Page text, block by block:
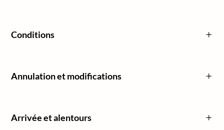
Conditions
Annulation et modifications
Arrivée et alentours